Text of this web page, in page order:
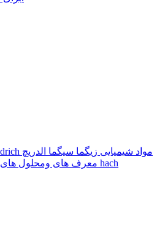
Sigmaaldrich مواد شیمیایی زیگما سیگما الدریچ
معرف های ومحلول های دستگاه hach